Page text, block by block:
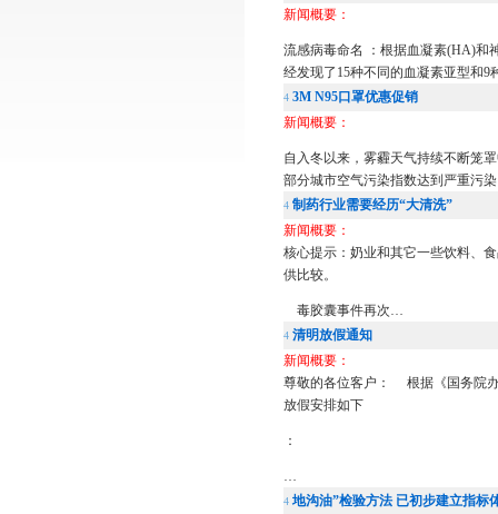
新闻概要：
流感病毒命名 ：根据血凝素(HA)和
经发现了15种不同的血凝素亚型和
4 3M N95口罩优惠促销
新闻概要：
自入冬以来，雾霾天气持续不断笼
部分城市空气污染指数达到严重污
4 制药行业需要经历“大清洗”
新闻概要：
核心提示：奶业和其它一些饮料、
供比较。
毒胶囊事件再次…
4 清明放假通知
新闻概要：
尊敬的各位客户： 根据《国务院办
放假安排如下
：
…
4 地沟油”检验方法 已初步建立指标